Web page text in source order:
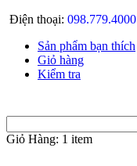
Điện thoại: 098.779.4000
Sản phẩm bạn thích
Giỏ hàng
Kiểm tra
Giỏ Hàng: 1 item